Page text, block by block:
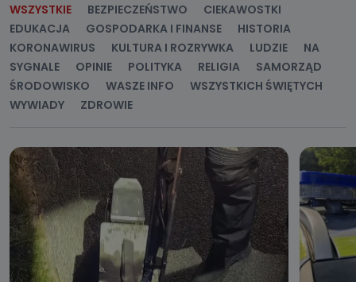
WSZYSTKIE BEZPIECZEŃSTWO
CIEKAWOSTKI
EDUKACJA
GOSPODARKA I FINANSE
HISTORIA
KORONAWIRUS
KULTURA I ROZRYWKA LUDZIE
NA
SYGNALE
OPINIE POLITYKA RELIGIA
SAMORZĄD
ŚRODOWISKO
WASZE INFO
WSZYSTKICH ŚWIĘTYCH
WYWIADY
ZDROWIE